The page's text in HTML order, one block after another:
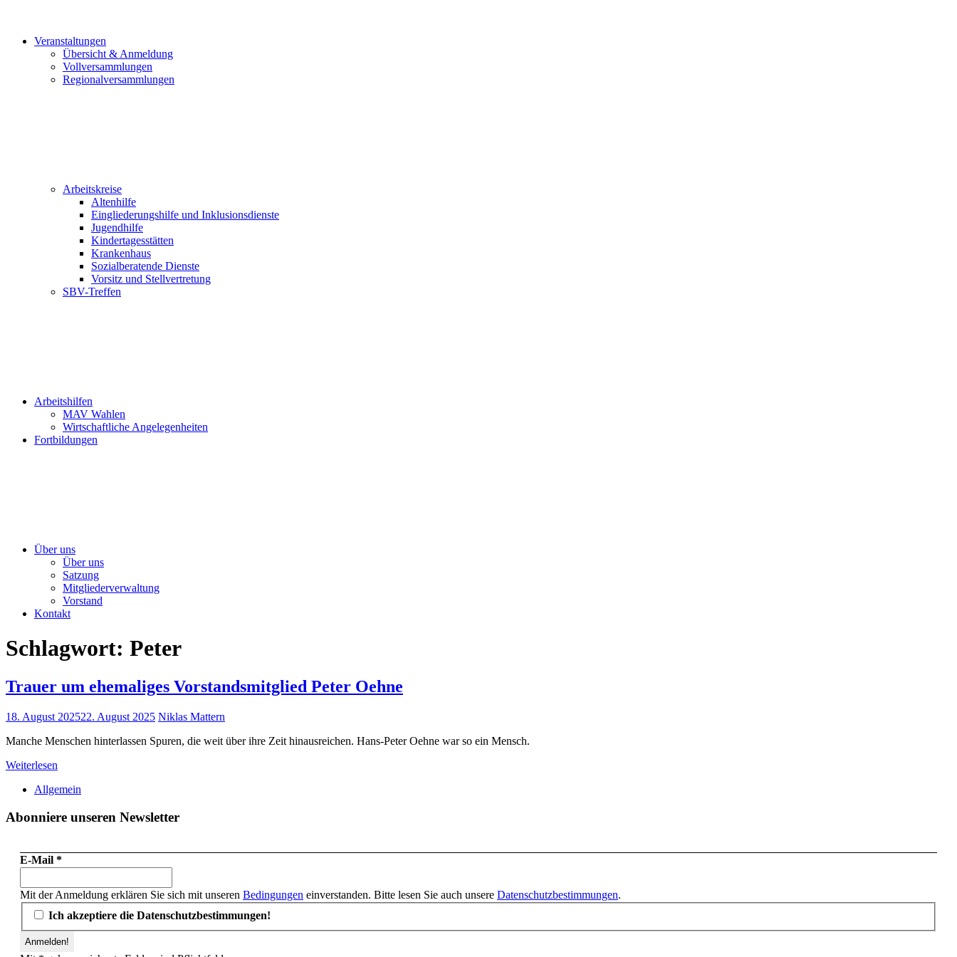
Veranstaltungen
Übersicht & Anmeldung
Vollversammlungen
Regionalversammlungen
Arbeitskreise
Altenhilfe
Eingliederungshilfe und Inklusionsdienste
Jugendhilfe
Kindertagesstätten
Krankenhaus
Sozialberatende Dienste
Vorsitz und Stellvertretung
SBV-Treffen
Arbeitshilfen
MAV Wahlen
Wirtschaftliche Angelegenheiten
Fortbildungen
Über uns
Über uns
Satzung
Mitgliederverwaltung
Vorstand
Kontakt
Schlagwort: Peter
Trauer um ehemaliges Vorstandsmitglied Peter Oehne
18. August 202522. August 2025 Niklas Mattern
Manche Menschen hinterlassen Spuren, die weit über ihre Zeit hinausreichen. Hans-Peter Oehne war so ein Mensch.
Weiterlesen
Allgemein
Abonniere unseren Newsletter
E-Mail *
Mit der Anmeldung erklären Sie sich mit unseren Bedingungen einverstanden. Bitte lesen Sie auch unsere Datenschutzbestimmungen.
Ich akzeptiere die Datenschutzbestimmungen!